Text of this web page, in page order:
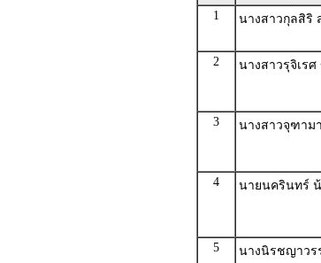
1
นางสาวกุลสิริ
2 นางสาวรุจิเร
3 นางสาวจุฑาม
4 นายนครินทร์
5 นางนิรชญาว